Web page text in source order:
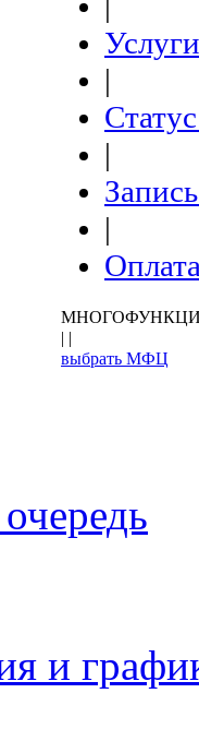
Услуги
|
|
|
| |
выбрать МФЦ
и